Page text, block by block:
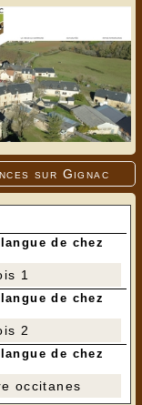
sur Gignac
de chez
1
de chez
2
de chez
occitanes